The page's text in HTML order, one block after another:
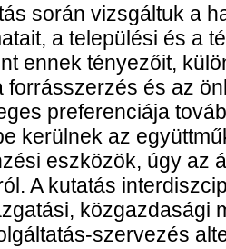
során vizsgáltuk a
a települési és a
ennek tényezőit,
forrásszerzés és az
preferenciája
kerülnek az
eszközök, úgy az
A kutatás
közgazdasági
szervezés